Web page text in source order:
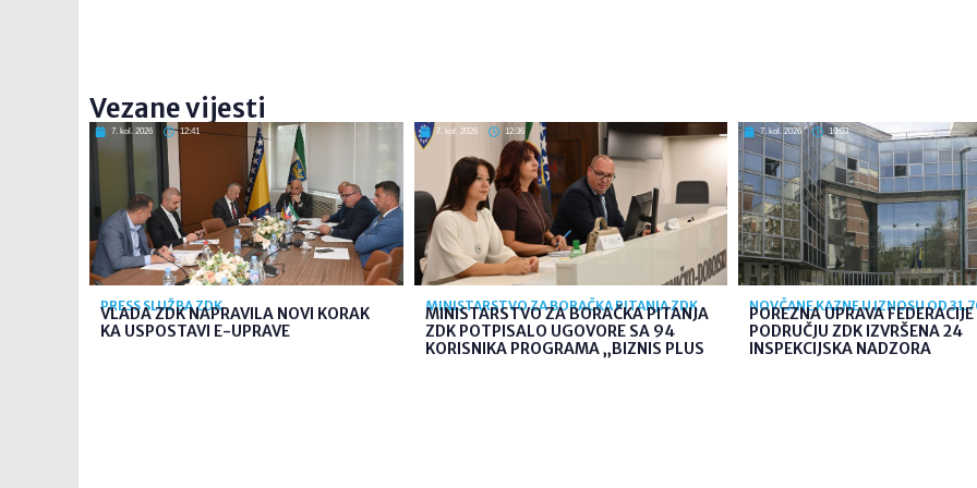
Vezane vijesti
7. kol. 2026 12:41
PRESS SLUŽBA ZDK
VLADA ZDK NAPRAVILA NOVI KORAK
KA USPOSTAVI E-UPRAVE
7. kol. 2026 12:36
MINISTARSTVO ZA BORAČKA PITANJA ZDK
MINISTARSTVO ZA BORAČKA PITANJA
ZDK POTPISALO UGOVORE SA 94
KORISNIKA PROGRAMA „BIZNIS PLUS
7. kol. 2026 10:03
NOVČANE KAZNE U IZNOSU OD
POREZNA UPRAVA
PODRUČJU ZDK IZVRŠENA 24
INSPEKCIJSKA NADZORA